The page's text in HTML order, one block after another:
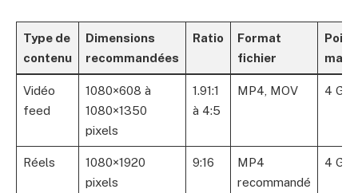
Type de
contenu
Dimensions
recommandées
Ratio
Format
fichier
Poids
Vidéo
feed
1080×608 à
1080×1350
pixels
1.91:1
à 4:5
MP4, MOV 4 Go
Réels
1080×1920
pixels
9:16
MP4
recommandé
4 Go